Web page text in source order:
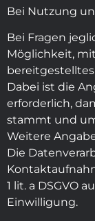
Bei Nutzung
Bei Fragen
Möglichkeit,
Dabei ist die
erforderlich,
stammt und
Weitere
Die
1 lit. a DSGVO
Einwilligung.